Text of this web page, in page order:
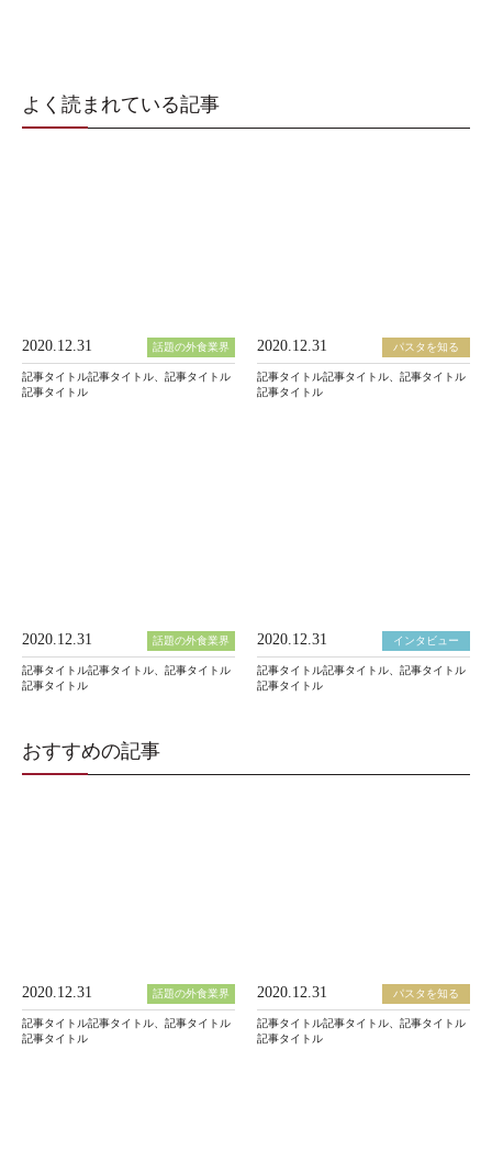
よく読まれている記事
2020.12.31 話題の外食業界
記事タイトル記事タイトル、記事タイトル
記事タイトル
2020.12.31 パスタを知る
記事タイトル記事タイトル、記事タイトル
記事タイトル
2020.12.31 話題の外食業界
記事タイトル記事タイトル、記事タイトル
記事タイトル
2020.12.31 インタビュー
記事タイトル記事タイトル、記事タイトル
記事タイトル
おすすめの記事
2020.12.31 話題の外食業界
記事タイトル記事タイトル、記事タイトル
記事タイトル
2020.12.31 パスタを知る
記事タイトル記事タイトル、記事タイトル
記事タイトル